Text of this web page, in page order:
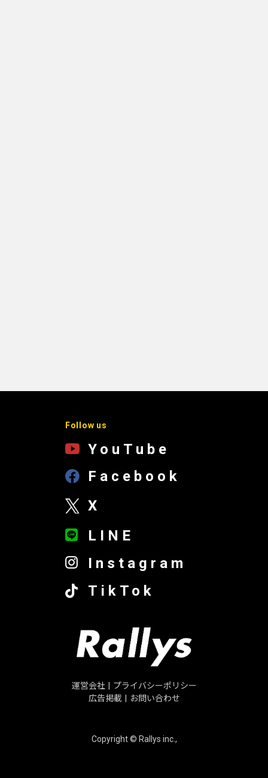
Follow us
YouTube
Facebook
X
LINE
Instagram
TikTok
運営会社 | プライバシーポリシー
広告掲載 | お問い合わせ
Copyright © Rallys inc.,